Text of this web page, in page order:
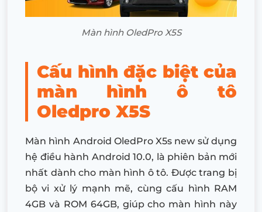
Màn hình OledPro X5S
Cấu hình đặc biệt của
màn hình ô tô
Oledpro X5S
Màn hình Android OledPro X5s new sử dụng
hệ điều hành Android 10.0, là phiên bản mới
nhất dành cho màn hình ô tô. Được trang bị
bộ vi xử lý mạnh mẽ, cùng cấu hình RAM
4GB và ROM 64GB, giúp cho màn hình này